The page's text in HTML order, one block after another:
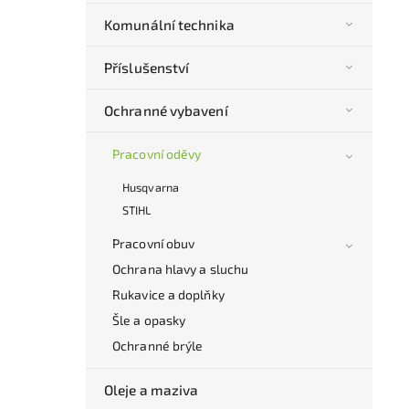
Komunální technika
Příslušenství
Ochranné vybavení
Pracovní oděvy
Husqvarna
STIHL
Pracovní obuv
Ochrana hlavy a sluchu
Rukavice a doplňky
Šle a opasky
Ochranné brýle
Oleje a maziva